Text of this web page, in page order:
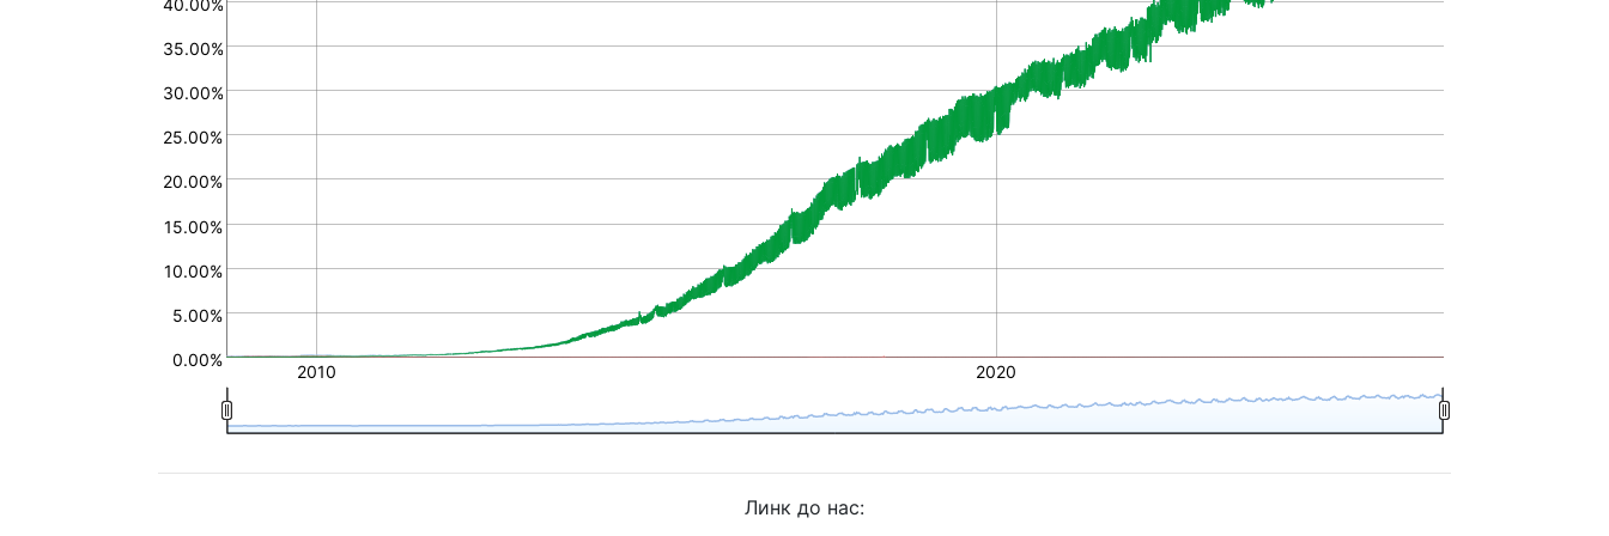
0.00%
5.00%
10.00%
15.00%
20.00%
25.00%
30.00%
35.00%
2010 2020
Линк до нас: